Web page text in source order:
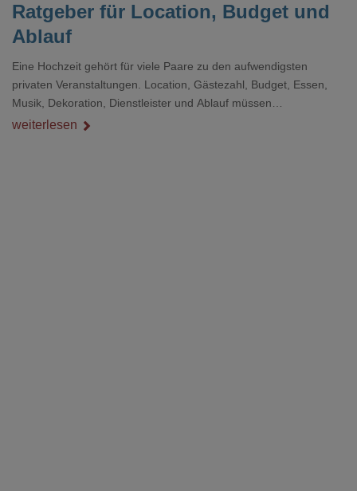
Ratgeber für Location, Budget und
Ablauf
Eine Hochzeit gehört für viele Paare zu den aufwendigsten
privaten Veranstaltungen. Location, Gästezahl, Budget, Essen,
Musik, Dekoration, Dienstleister und Ablauf müssen
zusammenpassen, damit der Tag gut organisiert ist und trotzdem
weiterlesen